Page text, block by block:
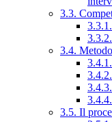
3.3.
3.4.
3.5. Il